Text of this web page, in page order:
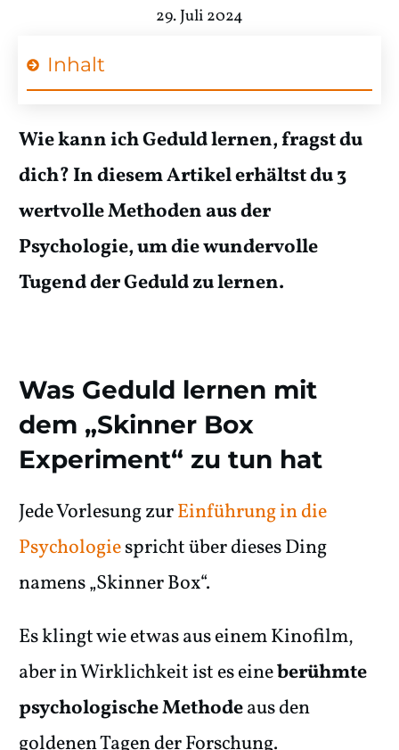
29. Juli 2024
Inhalt
Wie kann ich Geduld lernen, fragst du
dich? In diesem Artikel erhältst du 3
wertvolle Methoden aus der
Psychologie, um die wundervolle
Tugend der Geduld zu lernen.
Was Geduld lernen mit
dem „Skinner Box
Experiment“ zu tun hat
Jede Vorlesung zurEinführung in die
Psychologiespricht über dieses Ding
namens „Skinner Box“.
Es klingt wie etwas aus einem Kinofilm,
aber in Wirklichkeit ist es eineberühmte
psychologische Methodeaus den
goldenen Tagen der Forschung.